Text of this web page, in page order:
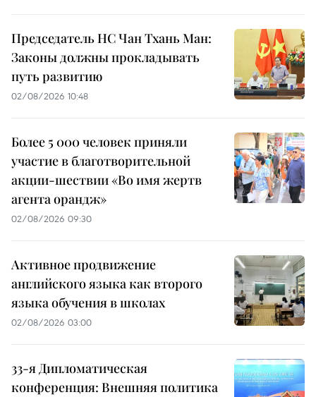
Председатель НС Чан Тхань Ман:
Законы должны прокладывать
путь развитию
02/08/2026 10:48
Более 5 000 человек приняли
участие в благотворительной
акции-шествии «Во имя жертв
агента орандж»
02/08/2026 09:30
Активное продвижение
английского языка как второго
языка обучения в школах
02/08/2026 03:00
33-я Дипломатическая
конференция: Внешняя политика